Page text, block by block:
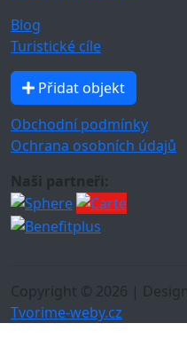
Blog
Turistické cíle
Přidat objekt
Obchodní podmínky
Ochrana osobních údajů
Naši partneři:
Copyright © 2026 |
Tvorime-weby.cz